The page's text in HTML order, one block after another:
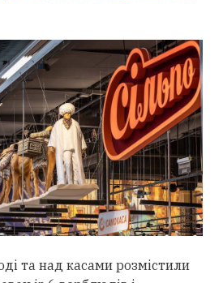
та над касами розмістили